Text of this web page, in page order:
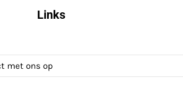
Links
met ons op